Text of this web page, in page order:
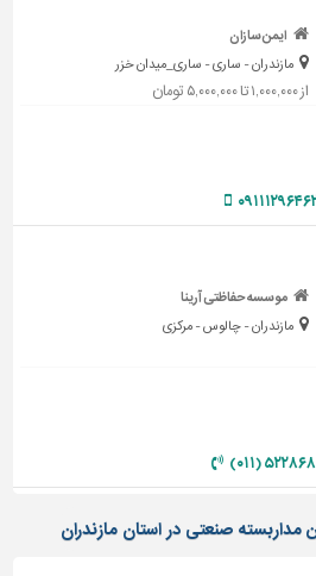
ایمن سازان
مازندران - ساری - ساری_میدان خزر
از ۱,۰۰۰,۰۰۰ تا ۵,۰۰۰,۰۰۰ تومان
موسسه حفاظتی آرینا
مازندران - چالوس - مرکزی
(۰۱۱)
صنعتی در استان مازندران